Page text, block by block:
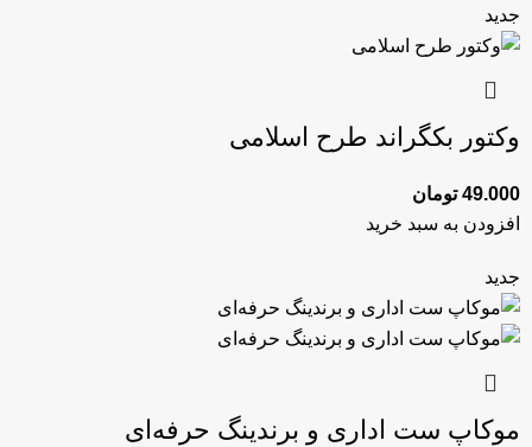
جدید
وکتور بکگراند طرح اسلامی
49.000 تومان
افزودن به سبد خرید
جدید
موکاپ ست اداری و برندینگ حرفه‌ای